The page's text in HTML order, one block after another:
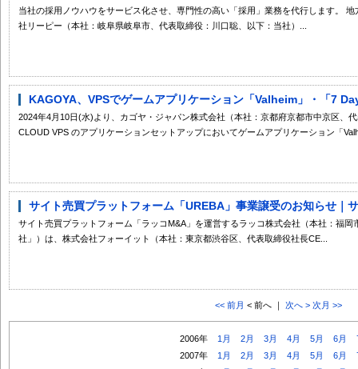
当社の採用ノウハウをサービス化させ、専門性の高い「採用」業務を代行します。
社リーピー（本社：岐阜県岐阜市、代表取締役：川口聡、以下：当社）...
KAGOYA、VPSでゲームアプリケーション「Valheim」・「7
2024年4月10日(水)より、カゴヤ・ジャパン株式会社（本社：京都府京都市中京区、
CLOUD VPS のアプリケーションセットアップにおいてゲームアプリケーション「
サイト売買プラットフォーム「UREBA」事業譲受のお知らせ｜
サイト売買プラットフォーム「ラッコM&A」を運営するラッコ株式会社（本社：福
社」）は、株式会社フォーイット（本社：東京都渋谷区、代表取締役社長CE...
<< 前月 < 前へ ｜ 次へ > 次月 >>
2006年 1月 2月 3月 4月 5月 6月
2007年
1月 2月 3月 4月 5月 6月